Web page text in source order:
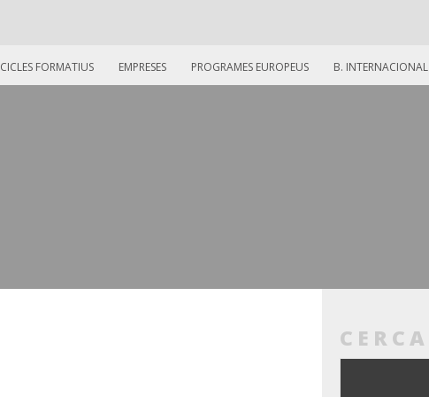
CICLES FORMATIUS EMPRESES PROGRAMES EUROPEUS B. INTERNACIONAL
CERCA